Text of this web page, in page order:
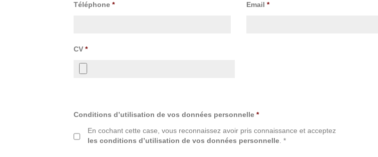
Téléphone * Email *
CV *
Conditions d’utilisation de vos données personnelle *
En cochant cette case, vous reconnaissez avoir pris connaissance et acceptez
les conditions d’utilisation de vos données personnelle . *